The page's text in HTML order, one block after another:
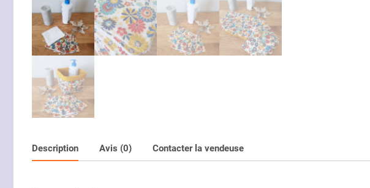
Description Avis (0) Contacter la vendeuse